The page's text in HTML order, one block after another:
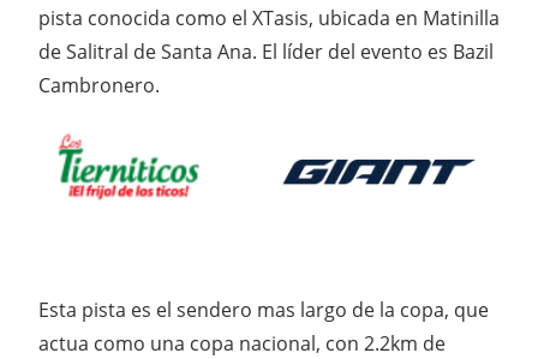
pista conocida como el XTasis, ubicada en Matinilla
de Salitral de Santa Ana. El líder del evento es Bazil
Cambronero.
Esta pista es el sendero mas largo de la copa, que
actua como una copa nacional, con 2.2km de